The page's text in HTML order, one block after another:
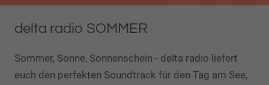
delta radio SOMMER
Sommer, Sonne, Sonnenschein - delta radio liefert
euch den perfekten Soundtrack für den Tag am See,